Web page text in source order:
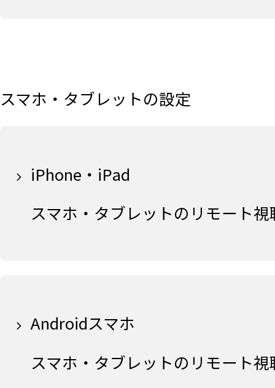
スマホ・タブレットの設定
iPhone・iPad
スマホ・タブレットのリモート視
Androidスマホ
スマホ・タブレットのリモート視